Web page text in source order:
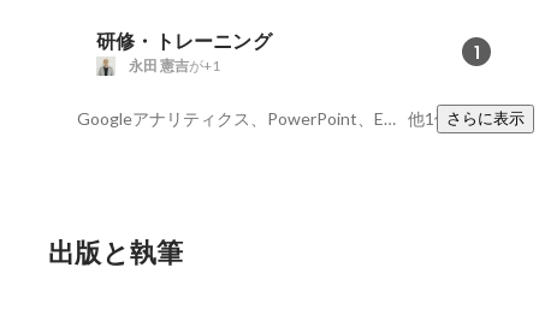
研修・トレーニング 1
永田 憲吉が+1
Googleアナリティクス、PowerPoint、Excel 他1件さらに表示
出版と執筆